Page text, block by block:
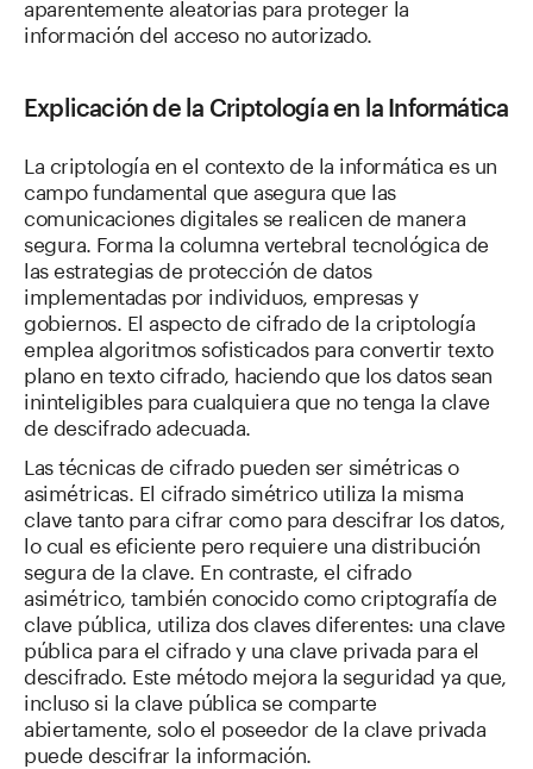
información del acceso no autorizado.
Explicación de la Criptología en la Informática
La criptología en el contexto de la informática es un
campo fundamental que asegura que las
comunicaciones digitales se realicen de manera
segura. Forma la columna vertebral tecnológica de
las estrategias de protección de datos
implementadas por individuos, empresas y
gobiernos. El aspecto de cifrado de la criptología
emplea algoritmos sofisticados para convertir texto
plano en texto cifrado, haciendo que los datos sean
ininteligibles para cualquiera que no tenga la clave
de descifrado adecuada.
Las técnicas de cifrado pueden ser simétricas o
asimétricas. El cifrado simétrico utiliza la misma
clave tanto para cifrar como para descifrar los datos,
lo cual es eficiente pero requiere una distribución
segura de la clave. En contraste, el cifrado
asimétrico, también conocido como criptografía de
clave pública, utiliza dos claves diferentes: una clave
pública para el cifrado y una clave privada para el
descifrado. Este método mejora la seguridad ya que,
incluso si la clave pública se comparte
abiertamente, solo el poseedor de la clave privada
puede descifrar la información.